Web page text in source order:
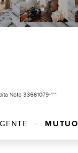
Noto 33661079-111
MUTUO